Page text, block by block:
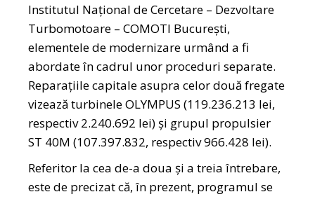
Institutul Național de Cercetare – Dezvoltare
Turbomotoare – COMOTI Bucureşti,
elementele de modernizare urmând a fi
abordate în cadrul unor proceduri separate.
Reparațiile capitale asupra celor două fregate
vizează turbinele OLYMPUS (119.236.213 lei,
respectiv 2.240.692 lei) şi grupul propulsier
ST 40M (107.397.832, respectiv 966.428 lei).
Referitor la cea de-a doua şi a treia întrebare,
este de precizat că, în prezent, programul se